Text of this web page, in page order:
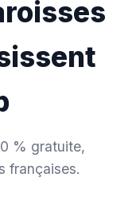
% gratuite,
françaises.